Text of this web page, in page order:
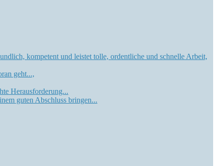
kompetent und leistet tolle, ordentliche und schnelle Arbeit,
geht...,
Herausforderung...
guten Abschluss bringen...